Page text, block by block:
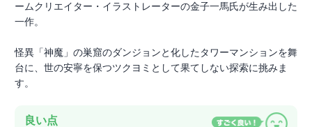
ームクリエイター・イラストレーターの金子一馬氏が生み出した
一作。
怪異「神魔」の巣窟のダンジョンと化したタワーマンションを舞
台に、世の安寧を保つツクヨミとして果てしない探索に挑みま
す。
良い点